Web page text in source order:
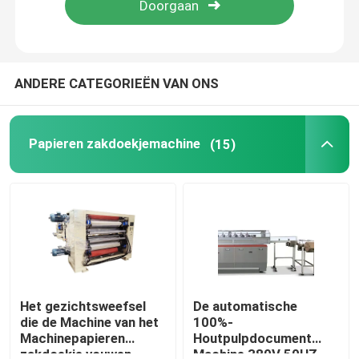
Kwaliteitscontrole
Nieuws
Papieren zakdoekjemachine
gezichtsweefselmachine
ANDERE CATEGORIEËN VAN ONS
Papieren zakdoekjemachine (15)
Het gezichtsweefsel
die de Machine van het
Machinepapieren
zakdoekje vouwen
De automatische
100%-
Houtpulpdocument
Machine 380V 50HZ